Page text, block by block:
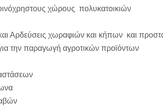
χώρους πολυκατοικιών
Αρδεύσεις χωραφιών και κήπων και
την παραγωγή αγροτικών προϊόντων